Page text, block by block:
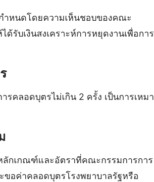
หนดโดยความเห็นชอบของคณะ
ด้รับเงินสงเคราะห์การหยุดงานเพื่อการ
รคลอดบุตรไม่เกิน 2 ครั้ง เป็นการเหมา
กเกณฑ์และอัตราที่คณะกรรมการการ
ขอค่าคลอดบุตรโรงพยาบาลรัฐหรือ